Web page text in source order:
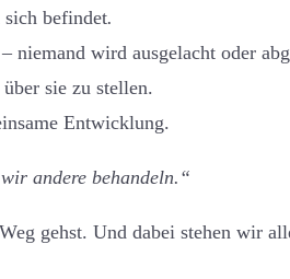
befindet.
– niemand wird ausgelacht oder
sie zu stellen.
Entwicklung.
andere behandeln.“
gehst. Und dabei stehen wir